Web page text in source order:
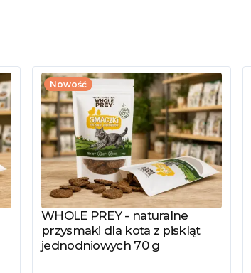
Nowość
Zobacz produkt
WHOLE PREY - naturalne
przysmaki dla kota z piskląt
jednodniowych 70 g